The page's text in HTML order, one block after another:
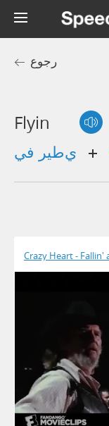
رجوع
Flyin
Crazy Heart - Fallin'